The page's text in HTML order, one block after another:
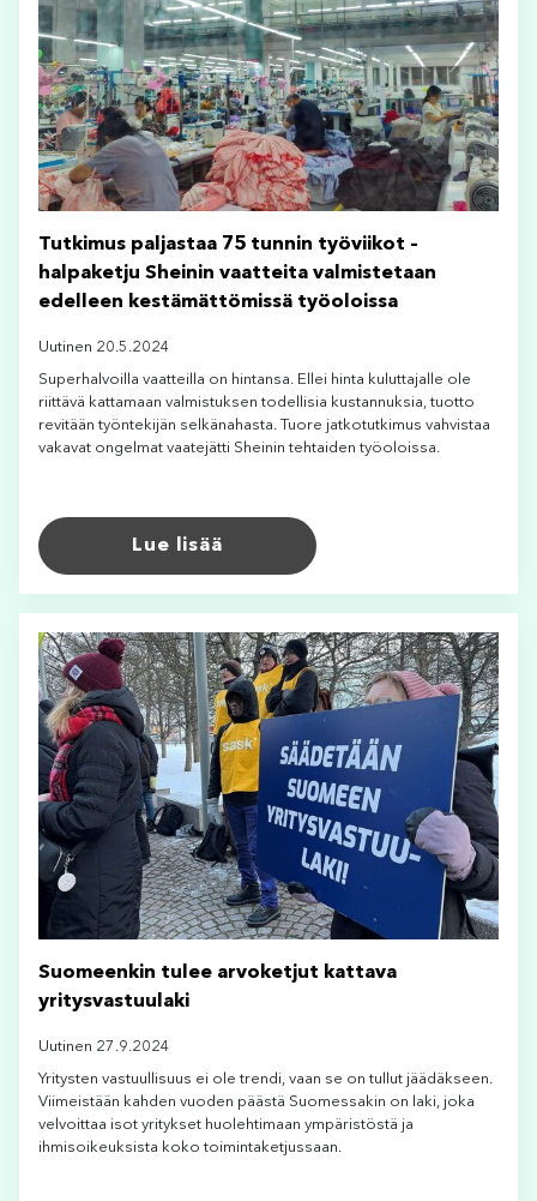
Tutkimus paljastaa 75 tunnin työviikot –
halpaketju Sheinin vaatteita valmistetaan
edelleen kestämättömissä työoloissa
Uutinen 20.5.2024
Superhalvoilla vaatteilla on hintansa. Ellei hinta kuluttajalle ole
riittävä kattamaan valmistuksen todellisia kustannuksia, tuotto
revitään työntekijän selkänahasta. Tuore jatkotutkimus vahvistaa
vakavat ongelmat vaatejätti Sheinin tehtaiden työoloissa.
Lue lisää
Suomeenkin tulee arvoketjut kattava
yritysvastuulaki
Uutinen 27.9.2024
Yritysten vastuullisuus ei ole trendi, vaan se on tullut jäädäkseen.
Viimeistään kahden vuoden päästä Suomessakin on laki, joka
velvoittaa isot yritykset huolehtimaan ympäristöstä ja
ihmisoikeuksista koko toimintaketjussaan.